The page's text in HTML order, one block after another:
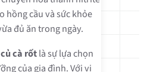
hồng cầu và sức khỏe
đủ ăn trong ngày.
cà rốtlà sự lựa chọn
của gia đình. Với vị